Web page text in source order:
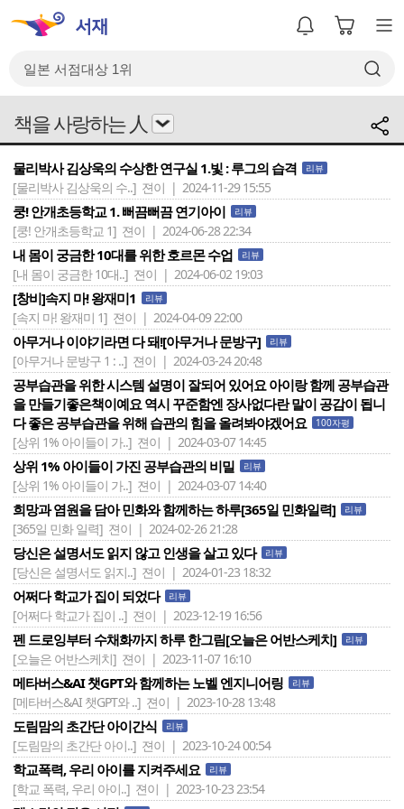
책을 사랑하는 人
물리박사 김상욱의 수상한 연구실 1.빛 : 루그의 습격 리뷰
[물리박사 김상욱의 수..] 젼이 | 2024-11-29 15:55
쿵! 안개초등학교 1. 뻐끔뻐끔 연기아이 리뷰
[쿵! 안개초등학교 1] 젼이 | 2024-06-28 22:34
내 몸이 궁금한 10대를 위한 호르몬 수업 리뷰
[내 몸이 궁금한 10대..] 젼이 | 2024-06-02 19:03
[창비]속지 마! 왕재미1 리뷰
[속지 마! 왕재미 1] 젼이 | 2024-04-09 22:00
아무거나 이야기라면 다 돼![아무거나 문방구] 리뷰
[아무거나 문방구 1 : ..] 젼이 | 2024-03-24 20:48
공부습관을 위한 시스템 설명이 잘되어 있어요 아이랑 함께 공부습관
을 만들기좋은책이예요 역시 꾸준함엔 장사없다란 말이 공감이 됩니
다 좋은 공부습관을 위해 습관의 힘을 올려봐야겠어요
100자평
[상위 1% 아이들이 가..] 젼이 | 2024-03-07 14:45
상위 1% 아이들이 가진 공부습관의 비밀 리뷰
[상위 1% 아이들이 가..] 젼이 | 2024-03-07 14:40
희망과 염원을 담아 민화와 함께하는 하루[365일 민화일력] 리뷰
[365일 민화 일력] 젼이 | 2024-02-26 21:28
당신은 설명서도 읽지 않고 인생을 살고 있다 리뷰
[당신은 설명서도 읽지..] 젼이 | 2024-01-23 18:32
어쩌다 학교가 집이 되었다 리뷰
[어쩌다 학교가 집이 ..] 젼이 | 2023-12-19 16:56
펜 드로잉부터 수채화까지 하루 한그림[오늘은 어반스케치] 리뷰
[오늘은 어반스케치] 젼이 | 2023-11-07 16:10
메타버스&AI 챗GPT와 함께하는 노벨 엔지니어링 리뷰
[메타버스&AI 챗GPT와 ..] 젼이 | 2023-10-28 13:48
도림맘의 초간단 아이간식 리뷰
[도림맘의 초간단 아이..] 젼이 | 2023-10-24 00:54
학교폭력, 우리 아이를 지켜주세요 리뷰
[학교 폭력, 우리 아이..] 젼이 | 2023-10-23 23:54